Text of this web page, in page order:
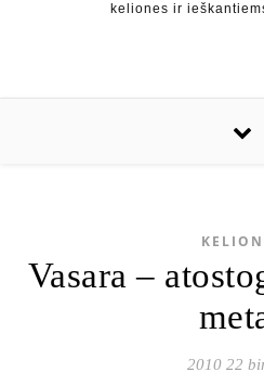
keliones ir
Vasara –
2010 22